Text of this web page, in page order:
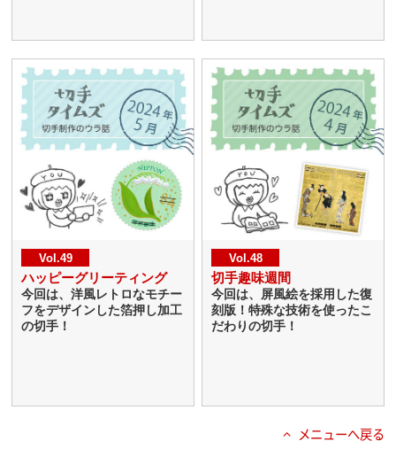
Vol.49
ハッピーグリーティング
今回は、洋風レトロなモチー
フをデザインした箔押し加工
の切手！
Vol.48
切手趣味週間
今回は、屏風絵を採用した復
刻版！特殊な技術を使ったこ
だわりの切手！
メニューへ戻る